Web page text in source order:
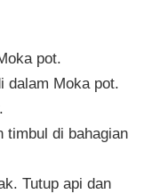
pot.
dalam Moka pot.
timbul di bahagian
Tutup api dan